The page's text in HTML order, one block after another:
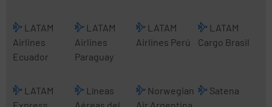
LATAM
Airlines
Ecuador
LATAM
Airlines
Paraguay
LATAM
Airlines Perú
LATAM
Cargo Brasil
LATAM
Líneas
Norwegian
Satena